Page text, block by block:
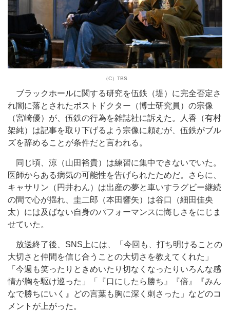
（C）TBS
ブラックホールに関する研究を伍鉄（堤）に完全否定さ
れ闇に落とされたポストドクター（博士研究員）の宗像
（宮崎優）が、伍鉄の行為を雑誌社に訴えた。人香（有村
架純）は記事を取り下げるよう宗像に頼むが、伍鉄がブル
ズを辞めることが条件だと言われる。
同じ頃、涼（山田裕貴）は練習に集中できないでいた。
医師からある病気の可能性を告げられたためだ。さらに、
キャサリン（円井わん）は出産の夢と車いすラグビー継続
の間で心が揺れ、圭二郎（本田響矢）は谷口（細田佳央
太）には及ばない自身のパフォーマンスに悔しさをにじま
せていた。
放送終了後、SNS上には、「今回も、打ち明けることの
大切さと仲間を信じ合うことの大切さを教えてくれた」
「今週も笑ったりときめいたり切なくなったりいろんな感
情が胸を駆け巡った」「『口にしたら勝ち』『倍』『みん
なで勝ちにいく』どの言葉も胸に深く刺さった」などのコ
メントが上がった。